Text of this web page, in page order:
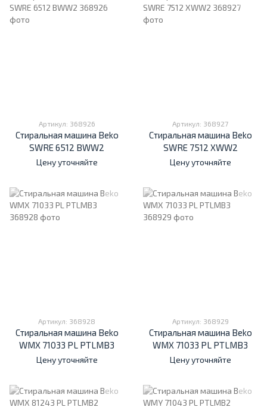
Артикул: 368926
Стиральная машина Beko
SWRE 6512 BWW2
Цену уточняйте
Артикул: 368927
Стиральная машина Beko
SWRE 7512 XWW2
Цену уточняйте
Артикул: 368928
Стиральная машина Beko
WMX 71033 PL PTLMB3
Цену уточняйте
Артикул: 368929
Стиральная машина Beko
WMX 71033 PL PTLMB3
Цену уточняйте